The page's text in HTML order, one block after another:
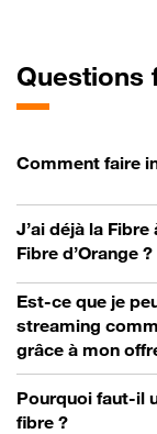
Questions
Comment faire
J’ai déjà la
Fibre d’Orange ?
Est-ce que je
streaming
grâce à mon
Pourquoi faut-il
fibre ?